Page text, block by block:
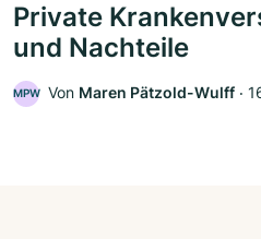
Private
und Nachteile
MPW Von Maren Pätzold-Wulff ‧